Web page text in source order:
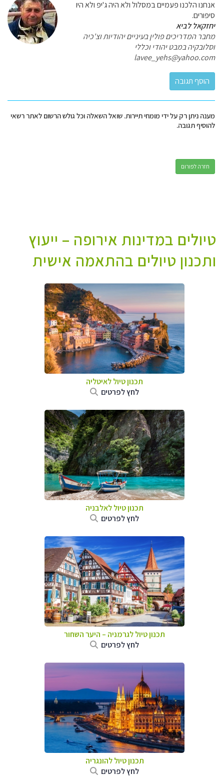
אנחנו הלכנו פעמיים במסלול ולא היה ג'יפ ולא היו
סיפורים.
יחזקאל לביא
מחבר המדריכים פולין בעיניים יהודיות וצ'כיה
וסלובקיה במבט יהודי וכללי
lavee_yehs@yahoo.com
מענה ניתן רק על ידי מומחי תיירות. שואל השאלה וכל גולש הרשום לאתר רשאי
להוסיף תגובה.
חזרה לפורום
טיולים במדינות אירופה – ייעוץ
ותכנון טיולים בהתאמה אישית
תכנון טיול לאיטליה
לחץ לפרטים
תכנון טיול לאלבניה
לחץ לפרטים
תכנון טיול לגרמניה – היער השחור
לחץ לפרטים
תכנון טיול להונגריה
לחץ לפרטים